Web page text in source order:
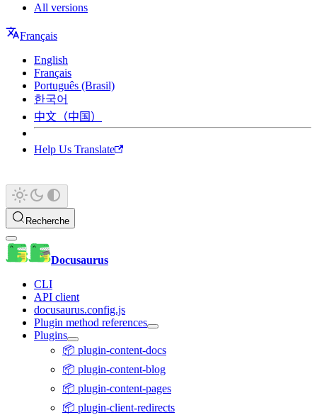
All versions
Français
English
Français
Português (Brasil)
한국어
中文（中国）
Help Us Translate
Recherche
Docusaurus
CLI
API client
docusaurus.config.js
Plugin method references
Plugins
📦 plugin-content-docs
📦 plugin-content-blog
📦 plugin-content-pages
📦 plugin-client-redirects